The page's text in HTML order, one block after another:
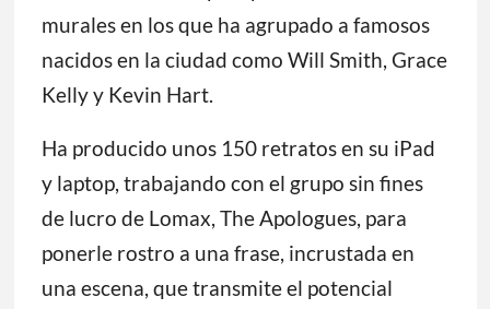
murales en los que ha agrupado a famosos
nacidos en la ciudad como Will Smith, Grace
Kelly y Kevin Hart.
Ha producido unos 150 retratos en su iPad
y laptop, trabajando con el grupo sin fines
de lucro de Lomax, The Apologues, para
ponerle rostro a una frase, incrustada en
una escena, que transmite el potencial